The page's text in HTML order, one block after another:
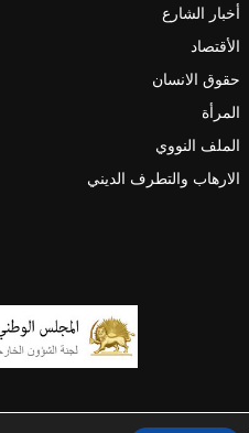
أخبار الشارع
الأقتصاد
حقوق الانسان
المرأة
الملف النووي
الارهاب والتطرف الديني